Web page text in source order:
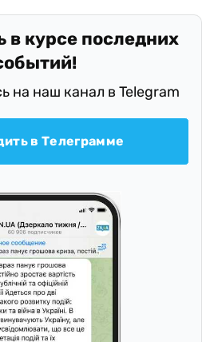
в курсе последних
на наш канал в Telegram
в Телеграмме